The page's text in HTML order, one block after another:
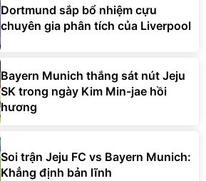
Dortmund sắp bổ nhiệm cựu
chuyên gia phân tích của Liverpool
Bayern Munich thắng sát nút Jeju
SK trong ngày Kim Min-jae hồi
hương
Soi trận Jeju FC vs Bayern Munich:
Khẳng định bản lĩnh